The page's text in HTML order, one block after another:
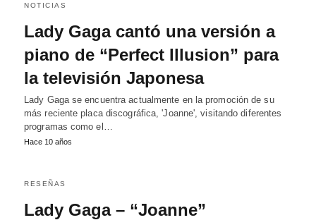
NOTICIAS
Lady Gaga cantó una versión a
piano de “Perfect Illusion” para
la televisión Japonesa
Lady Gaga se encuentra actualmente en la promoción de su
más reciente placa discográfica, 'Joanne', visitando diferentes
programas como el…
Hace 10 años
RESEÑAS
Lady Gaga – “Joanne”